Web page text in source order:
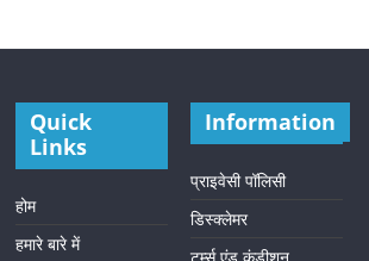
Quick
Links
होम
हमारे बारे में
Information
प्राइवेसी पॉलिसी
डिस्क्लेमर